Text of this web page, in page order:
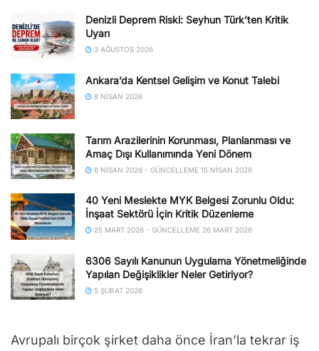
Denizli Deprem Riski: Seyhun Türk’ten Kritik
Uyarı
3 AĞUSTOS 2026
Ankara’da Kentsel Gelişim ve Konut Talebi
8 NISAN 2026
Tarım Arazilerinin Korunması, Planlanması ve
Amaç Dışı Kullanımında Yeni Dönem
6 NISAN 2026 - GÜNCELLEME 15 NISAN 2026
40 Yeni Meslekte MYK Belgesi Zorunlu Oldu:
İnşaat Sektörü İçin Kritik Düzenleme
25 MART 2026 - GÜNCELLEME 26 MART 2026
6306 Sayılı Kanunun Uygulama Yönetmeliğinde
Yapılan Değişiklikler Neler Getiriyor?
5 ŞUBAT 2026
Avrupalı birçok şirket daha önce İran’la tekrar iş